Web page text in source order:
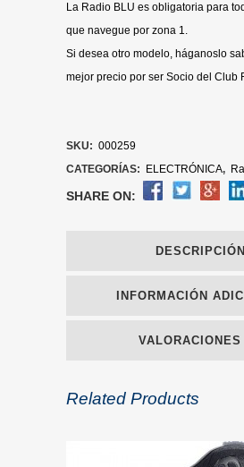
La Radio BLU es obligatoria para
que navegue por zona 1.
Si desea otro modelo, háganoslo
mejor precio por ser Socio del Club
SKU: 000259
CATEGORÍAS:
ELECTRÓNICA,
SHARE ON:
DESCRIPCIÓN
INFORMACIÓN
VALORACIONES
Related Products